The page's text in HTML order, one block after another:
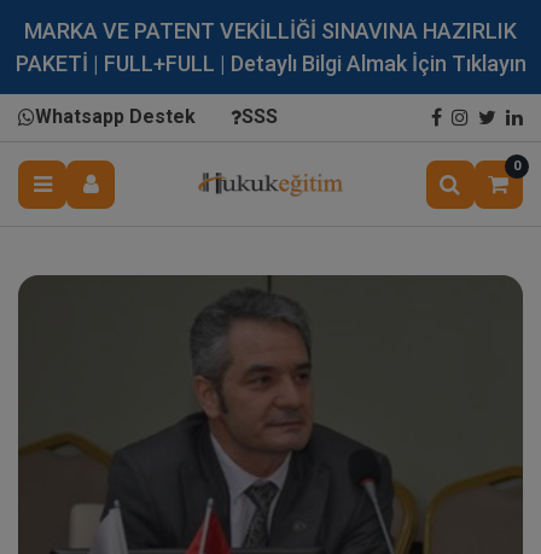
MARKA VE PATENT VEKİLLİĞİ SINAVINA HAZIRLIK
PAKETİ | FULL+FULL | Detaylı Bilgi Almak İçin Tıklayın
Whatsapp Destek SSS
0